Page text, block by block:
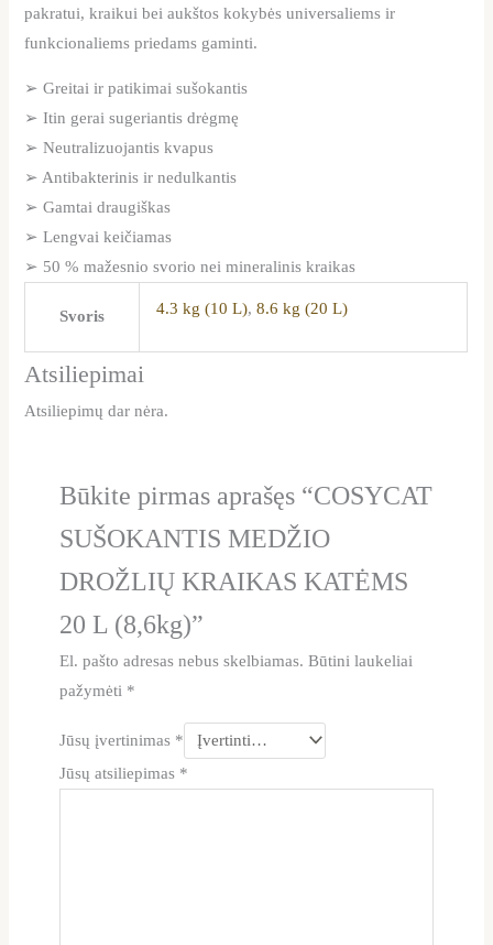
pakratui, kraikui bei aukštos kokybės universaliems ir
funkcionaliems priedams gaminti.
➢ Greitai ir patikimai sušokantis
➢ Itin gerai sugeriantis drėgmę
➢ Neutralizuojantis kvapus
➢ Antibakterinis ir nedulkantis
➢ Gamtai draugiškas
➢ Lengvai keičiamas
➢ 50 % mažesnio svorio nei mineralinis kraikas
Svoris 4.3 kg (10 L),8.6 kg (20 L)
Atsiliepimai
Atsiliepimų dar nėra.
Būkite pirmas aprašęs “COSYCAT
SUŠOKANTIS MEDŽIO
DROŽLIŲ KRAIKAS KATĖMS
20 L (8,6kg)”
El. pašto adresas nebus skelbiamas. Būtini laukeliai
pažymėti *
Jūsų įvertinimas *
Jūsų atsiliepimas *